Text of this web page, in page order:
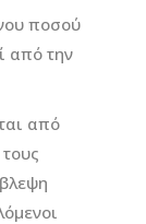
ποσού
από την
από